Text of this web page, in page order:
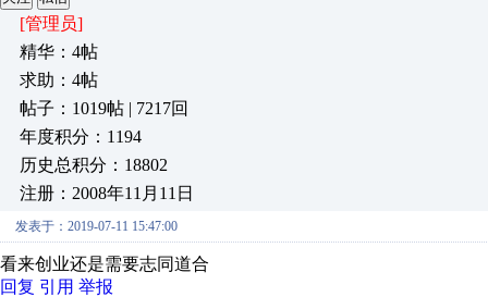
[管理员]
精华：4帖
求助：4帖
帖子：1019帖 | 7217回
年度积分：1194
历史总积分：18802
注册：2008年11月11日
发表于：2019-07-11 15:47:00
看来创业还是需要志同道合
回复 引用 举报